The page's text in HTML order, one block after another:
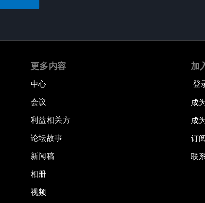
更多内容
中心
会议
利益相关方
论坛故事
新闻稿
相册
视频
加
登
成
成
订
联